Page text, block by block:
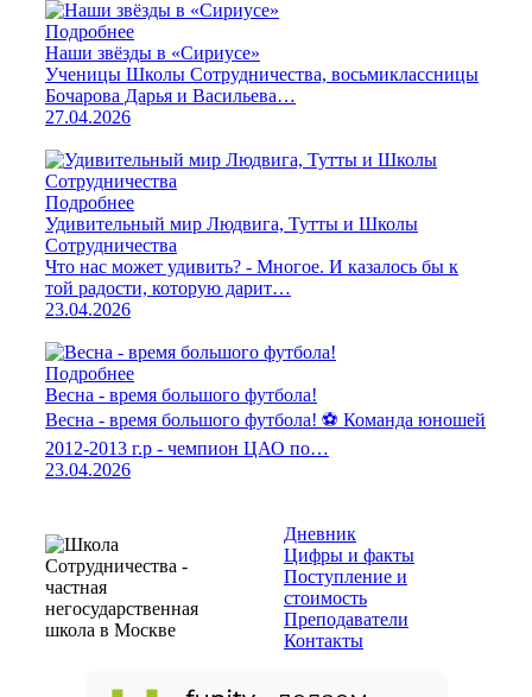
Подробнее
Наши звёзды в «Сириусе»
Ученицы Школы Сотрудничества, восьмиклассницы
Бочарова Дарья и Васильева…
27.04.2026
Подробнее
Удивительный мир Людвига, Тутты и Школы
Сотрудничества
Что нас может удивить? - Многое. И казалось бы к
той радости, которую дарит…
23.04.2026
Подробнее
Весна - время большого футбола!
Весна - время большого футбола! ⚽️ Команда юношей
2012-2013 г.р - чемпион ЦАО по…
23.04.2026
Дневник
Цифры и факты
Поступление и
стоимость
Преподаватели
Контакты